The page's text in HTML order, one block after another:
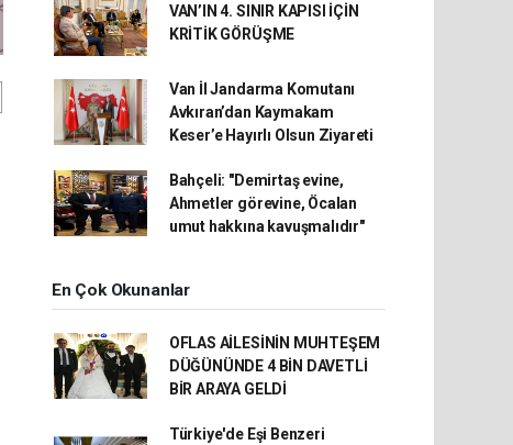
VAN’IN 4. SINIR KAPISI İÇİN
KRİTİK GÖRÜŞME
Van İl Jandarma Komutanı
Avkıran’dan Kaymakam
Keser’e Hayırlı Olsun Ziyareti
Bahçeli: "Demirtaş evine,
Ahmetler görevine, Öcalan
umut hakkına kavuşmalıdır"
En Çok Okunanlar
OFLAS AİLESİNİN MUHTEŞEM
DÜĞÜNÜNDE 4 BİN DAVETLİ
BİR ARAYA GELDİ
Türkiye'de Eşi Benzeri